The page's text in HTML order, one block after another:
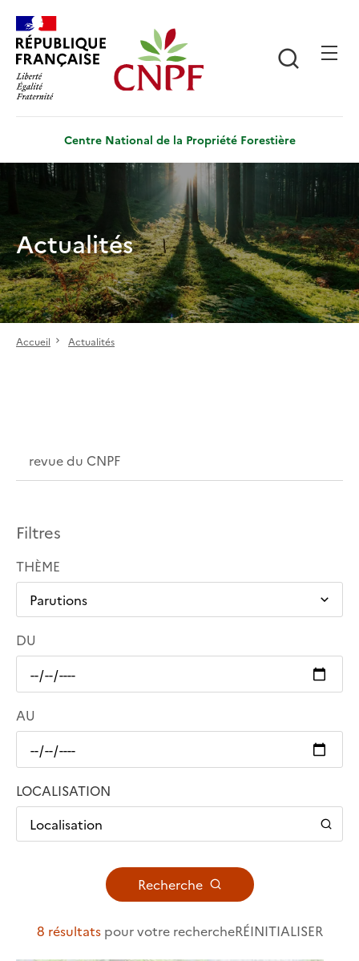
contenu
principal
Centre National de la Propriété Forestière
Actualités
Accueil Actualités
Filtres
THÈME
DU
AU
LOCALISATION
Localisation
Recherche
8 résultatspour votre rechercheRÉINITIALISER